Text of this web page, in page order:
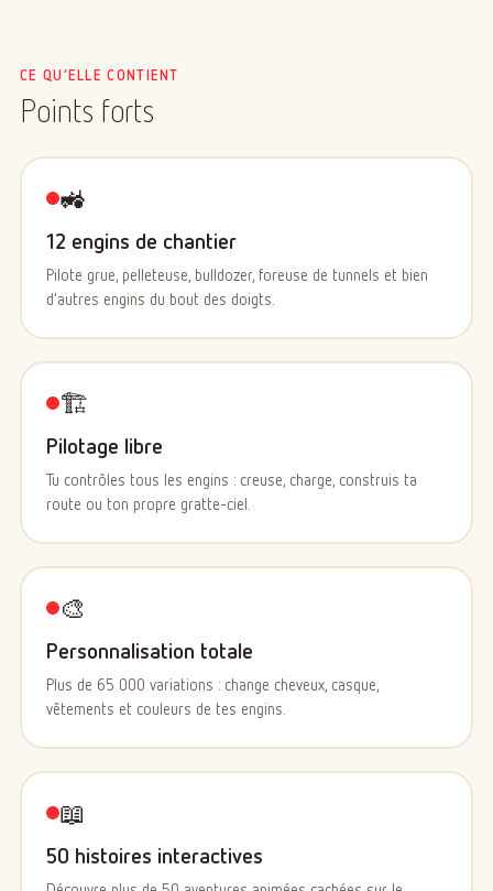
CE QU’ELLE CONTIENT
Points forts
🚜
12 engins de chantier
Pilote grue, pelleteuse, bulldozer, foreuse de tunnels et bien
d'autres engins du bout des doigts.
🏗️
Pilotage libre
Tu contrôles tous les engins : creuse, charge, construis ta
route ou ton propre gratte-ciel.
🎨
Personnalisation totale
Plus de 65 000 variations : change cheveux, casque,
vêtements et couleurs de tes engins.
📖
50 histoires interactives